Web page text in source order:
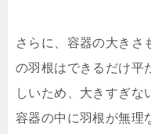
さらに、容器の大きさ
の羽根はできるだけ平
しいため、大きすぎな
容器の中に羽根が無理